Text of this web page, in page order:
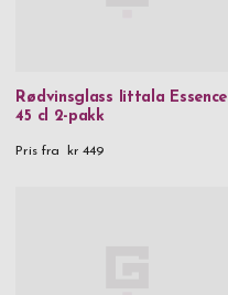
Rødvinsglass Iittala Essence
45 cl 2-pakk
Pris fra kr 449